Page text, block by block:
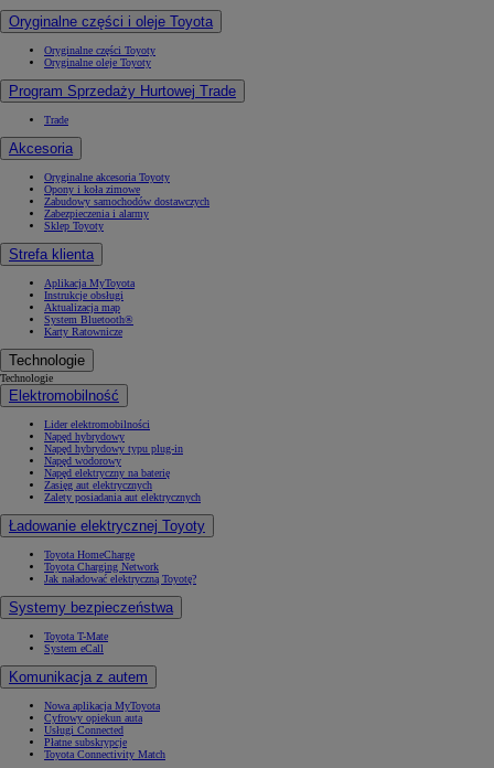
Oryginalne części i oleje Toyota
Oryginalne części Toyoty
Oryginalne oleje Toyoty
Program Sprzedaży Hurtowej Trade
Trade
Akcesoria
Oryginalne akcesoria Toyoty
Opony i koła zimowe
Zabudowy samochodów dostawczych
Zabezpieczenia i alarmy
Sklep Toyoty
Strefa klienta
Aplikacja MyToyota
Instrukcje obsługi
Aktualizacja map
System Bluetooth®
Karty Ratownicze
Technologie
Technologie
Elektromobilność
Lider elektromobilności
Napęd hybrydowy
Napęd hybrydowy typu plug-in
Napęd wodorowy
Napęd elektryczny na baterię
Zasięg aut elektrycznych
Zalety posiadania aut elektrycznych
Ładowanie elektrycznej Toyoty
Toyota HomeCharge
Toyota Charging Network
Jak naładować elektryczną Toyotę?
Systemy bezpieczeństwa
Toyota T-Mate
System eCall
Komunikacja z autem
Nowa aplikacja MyToyota
Cyfrowy opiekun auta
Usługi Connected
Płatne subskrypcje
Toyota Connectivity Match